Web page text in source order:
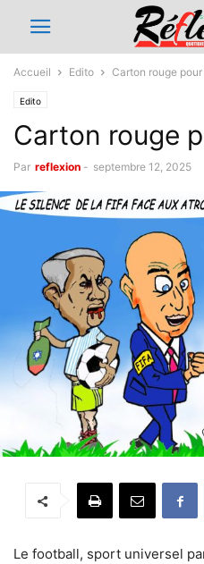
Accueil Edito Carton rouge pour
Edito
Carton rouge
Par reflexion - septembre 12, 2025
Le football, sport universel